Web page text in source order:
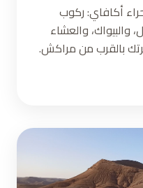
أكافاي: ركوب
والبيواك، والعشاء
بالقرب من مراكش.